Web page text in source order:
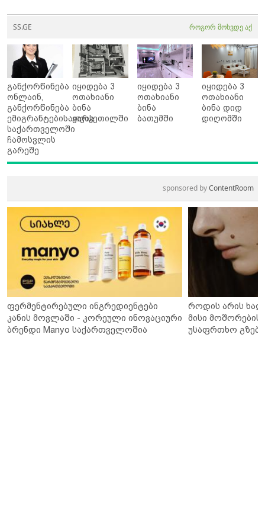
SS.GE როგორ მოხვდე აქ
განქორწინება
ონლაინ,
განქორწინება
ემიგრანტებისათვის
საქართველოში
ჩამოსვლის
გარეშე
იყიდება 3
ოთახიანი
ბინა
ვარკეთილში
იყიდება 3
ოთახიანი
ბინა
ბათუმში
იყიდება 3
ოთახიანი
ბინა დიდ
დიღომში
sponsored byContentRoom
ფერმენტირებული ინგრედიენტები
კანის მოვლაში - კორეული ინოვაციური
ბრენდი Manyo საქართველოშია
როდის არის
მისი მოშორების
უსაფრთხო გზები